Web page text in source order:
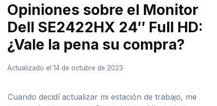
Opiniones sobre el Monitor
Dell SE2422HX 24″ Full HD:
¿Vale la pena su compra?
Actualizado el 14 de octubre de 2023
Cuando decidí actualizar mi estación de trabajo, me